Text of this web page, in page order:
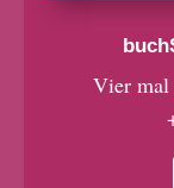
Vier mal